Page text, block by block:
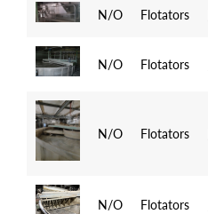
N/O Flotators
N/O Flotators
N/O Flotators
N/O Flotators